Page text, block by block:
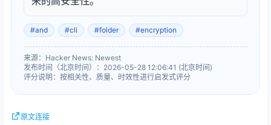
#and #cli #folder #encryption
来源：Hacker News: Newest
发布时间（北京时间）：2026-05-28 12:06:41 (北京时间)
评分说明：按相关性、质量、时效性进行启发式评分
原文连接